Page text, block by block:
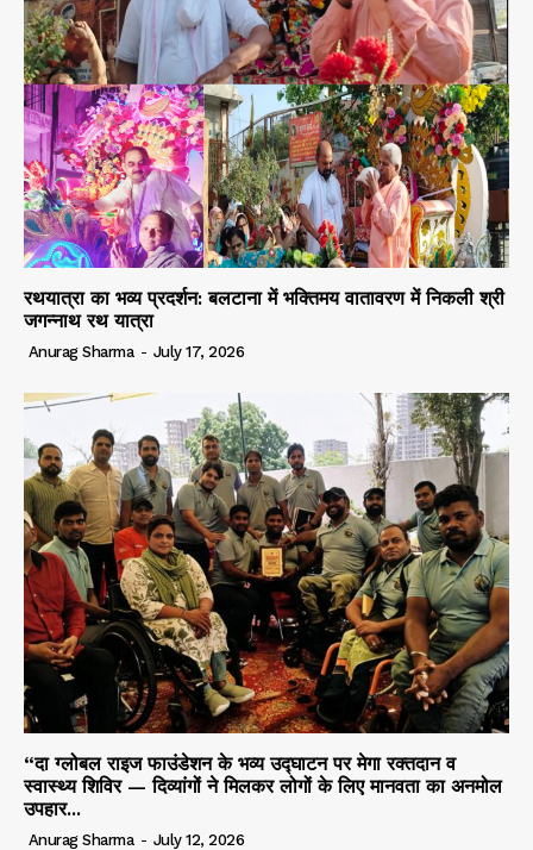
रथयात्रा का भव्य प्रदर्शन: बलटाना में भक्तिमय वातावरण में निकली श्री
जगन्नाथ रथ यात्रा
Anurag Sharma - July 17, 2026
“दा ग्लोबल राइज फाउंडेशन के भव्य उद्घाटन पर मेगा रक्तदान व
स्वास्थ्य शिविर — दिव्यांगों ने मिलकर लोगों के लिए मानवता का अनमोल
उपहार...
Anurag Sharma - July 12, 2026